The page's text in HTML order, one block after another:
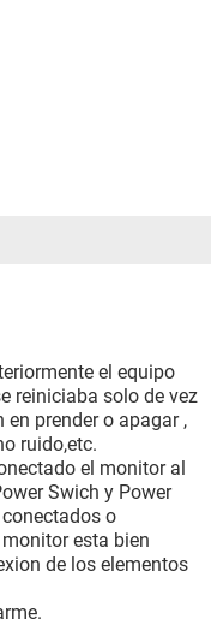
el equipo
reiniciaba solo de vez
prender o apagar ,
ruido,etc.
el monitor al
Swich y Power
o
esta bien
de los elementos